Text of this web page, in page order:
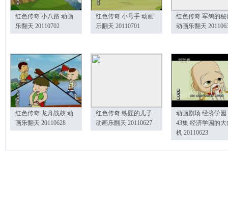
红色传奇 小八路 动画
乐翻天 20110702
红色传奇 小号手 动画
乐翻天 20110701
红色传奇 军鸽的秘
动画乐翻天
红色传奇 龙舟战鼓 动
画乐翻天 20110628
红色传奇 铁匠的儿子
动画乐翻天 20110627
动画剧场 经济学园
43集 经济学园的大
机 20110623